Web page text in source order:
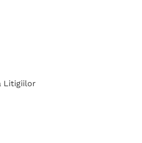
Litigiilor